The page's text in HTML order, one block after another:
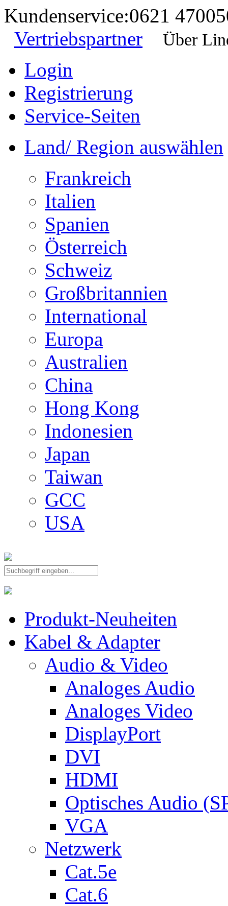
Kundenservice:0621
Vertriebspartner
Über
Login
Registrierung
Service-Seiten
Land/ Region auswählen
Frankreich
Italien
Spanien
Österreich
Schweiz
Großbritannien
International
Europa
Australien
China
Hong Kong
Indonesien
Japan
Taiwan
GCC
USA
Produkt-Neuheiten
Kabel & Adapter
Audio & Video
Analoges Audio
Analoges Video
DisplayPort
DVI
HDMI
Optisches Audio
VGA
Netzwerk
Cat.5e
Cat.6